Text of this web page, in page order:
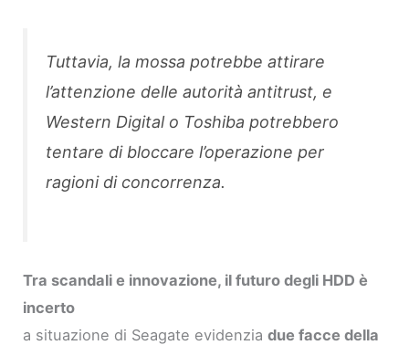
Tuttavia, la mossa potrebbe attirare
l’attenzione delle autorità antitrust, e
Western Digital o Toshiba potrebbero
tentare di bloccare l’operazione per
ragioni di concorrenza.
Tra scandali e innovazione, il futuro degli HDD è
incerto
a situazione di Seagate evidenziadue facce della